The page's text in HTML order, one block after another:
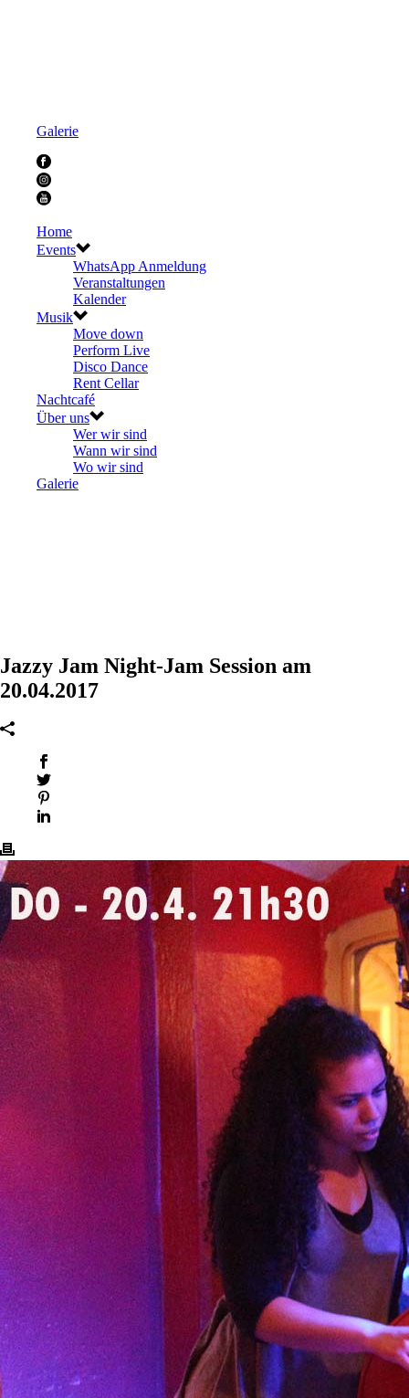
Galerie
Home
Events
WhatsApp Anmeldung
Veranstaltungen
Kalender
Musik
Move down
Perform Live
Disco Dance
Rent Cellar
Nachtcafé
Über uns
Wer wir sind
Wann wir sind
Wo wir sind
Galerie
Jazzy Jam Night-Jam Session am
20.04.2017